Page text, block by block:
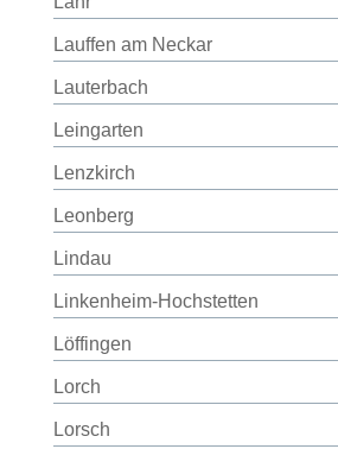
Lauffen am Neckar
Lauterbach
Leingarten
Lenzkirch
Leonberg
Lindau
Linkenheim-Hochstetten
Löffingen
Lorch
Lorsch